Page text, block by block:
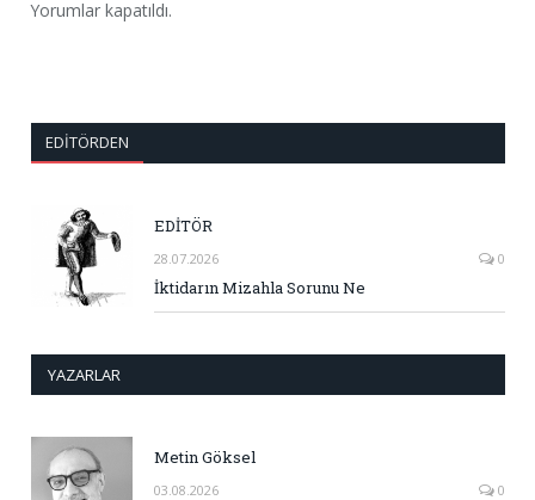
Yorumlar kapatıldı.
EDITÖRDEN
EDİTÖR
28.07.2026 0
İktidarın Mizahla Sorunu Ne
YAZARLAR
Metin Göksel
03.08.2026 0